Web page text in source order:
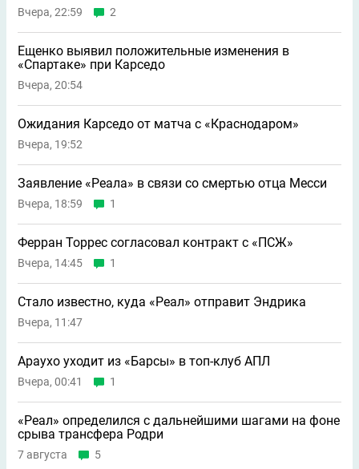
Вчера, 22:59 2
Ещенко выявил положительные изменения в
«Спартаке» при Карседо
Вчера, 20:54
Ожидания Карседо от матча с «Краснодаром»
Вчера, 19:52
Заявление «Реала» в связи со смертью отца Месси
Вчера, 18:59 1
Ферран Торрес согласовал контракт с «ПСЖ»
Вчера, 14:45 1
Стало известно, куда «Реал» отправит Эндрика
Вчера, 11:47
Араухо уходит из «Барсы» в топ-клуб АПЛ
Вчера, 00:41 1
«Реал» определился с дальнейшими шагами на фоне
срыва трансфера Родри
7 августа 5